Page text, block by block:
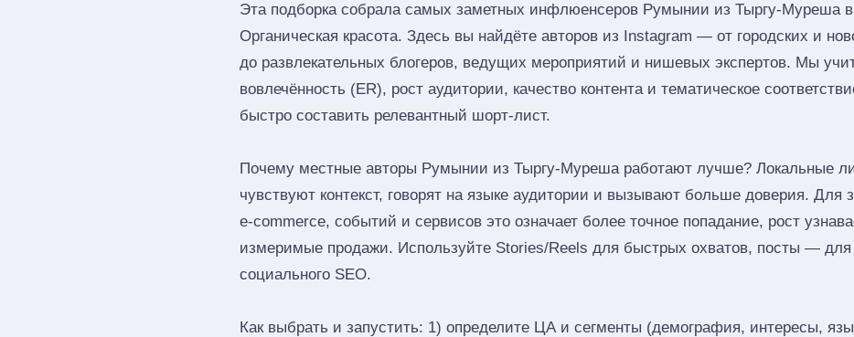
Эта подборка собрала самых заметных инфлюенсеров Румынии из Тыргу-Муреша в
Органическая красота. Здесь вы найдёте авторов из Instagram — от городских и
до развлекательных блогеров, ведущих мероприятий и нишевых экспертов. Мы
вовлечённость (ER), рост аудитории, качество контента и тематическое
быстро составить релевантный шорт‑лист.
Почему местные авторы Румынии из Тыргу-Муреша работают лучше? Локальные
чувствуют контекст, говорят на языке аудитории и вызывают больше доверия. Для
e‑commerce, событий и сервисов это означает более точное попадание, рост
измеримые продажи. Используйте Stories/Reels для быстрых охватов, посты —
социального SEO.
Как выбрать и запустить: 1) определите ЦА и сегменты (демография, интересы,